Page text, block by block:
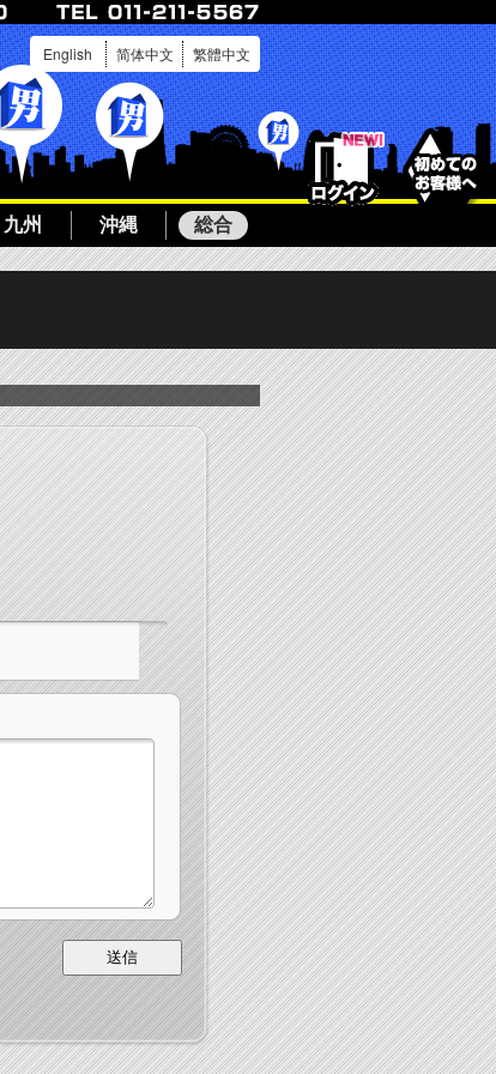
English 简体中文 繁體中文
九州 沖縄 総合
イ募集
ログイン
送信